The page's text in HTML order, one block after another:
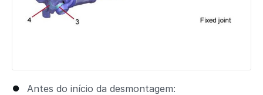
Antes do início da desmontagem: